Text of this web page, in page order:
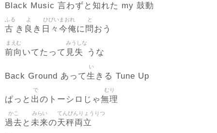
Black Music 言わずと 知れた my 鼓動
古
ふる
き 良
よ
き 日々今俺
ひびいまおれ
に 問
と
おう
前向
まえむ
いてたって 見失
みうしな
うな
Back Ground あって生
い
きる Tune Up
ぱっと 出
で
のトーシロじゃ無理
むり
過去
かこ
と 未来
みらい
の天秤両立
てんびんりょうりつ